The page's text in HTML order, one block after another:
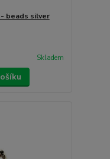
beads silver
Skladem